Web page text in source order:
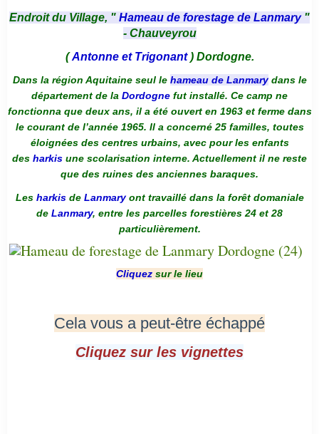
Endroit du Village, " Hameau de forestage de Lanmary "
- Chauveyrou
(Antonne et Trigonant) Dordogne.
Dans la région Aquitaine seul le hameau de Lanmarydans le
département de la Dordogne fut installé. Ce camp ne
fonctionna que deux ans, il a été ouvert en 1963 et ferme dans
le courant de l’année 1965. Il a concerné 25 familles, toutes
éloignées des centres urbains, avec pour les enfants
des harkis une scolarisation interne. Actuellement il ne reste
que des ruines des anciennes baraques.
Les harkis de Lanmaryont travaillé dans la forêt domaniale
de Lanmary, entre les parcelles forestières 24 et 28
particulièrement.
Cliquez sur le lieu
Cela vous a peut-être échappé
Cliquez sur les vignettes